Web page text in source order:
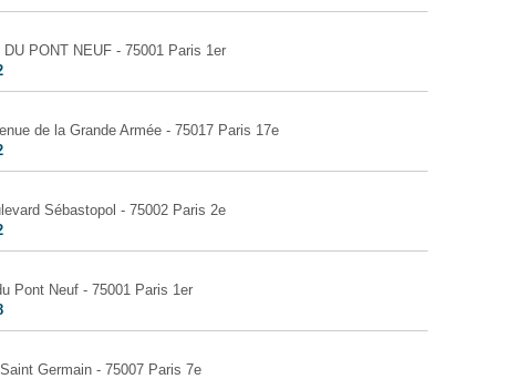
PONT NEUF - 75001 Paris 1er
de la Grande Armée - 75017 Paris 17e
Sébastopol - 75002 Paris 2e
Pont Neuf - 75001 Paris 1er
Germain - 75007 Paris 7e